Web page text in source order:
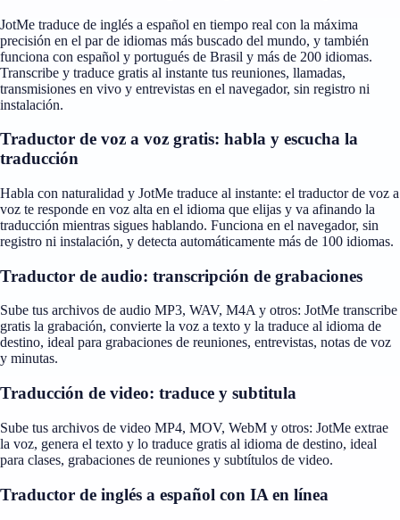
JotMe traduce de inglés a español en tiempo real con la máxima
precisión en el par de idiomas más buscado del mundo, y también
funciona con español y portugués de Brasil y más de 200 idiomas.
Transcribe y traduce gratis al instante tus reuniones, llamadas,
transmisiones en vivo y entrevistas en el navegador, sin registro ni
instalación.
Traductor de voz a voz gratis: habla y escucha la
traducción
Habla con naturalidad y JotMe traduce al instante: el traductor de voz a
voz te responde en voz alta en el idioma que elijas y va afinando la
traducción mientras sigues hablando. Funciona en el navegador, sin
registro ni instalación, y detecta automáticamente más de 100 idiomas.
Traductor de audio: transcripción de grabaciones
Sube tus archivos de audio MP3, WAV, M4A y otros: JotMe transcribe
gratis la grabación, convierte la voz a texto y la traduce al idioma de
destino, ideal para grabaciones de reuniones, entrevistas, notas de voz
y minutas.
Traducción de video: traduce y subtitula
Sube tus archivos de video MP4, MOV, WebM y otros: JotMe extrae
la voz, genera el texto y lo traduce gratis al idioma de destino, ideal
para clases, grabaciones de reuniones y subtítulos de video.
Traductor de inglés a español con IA en línea